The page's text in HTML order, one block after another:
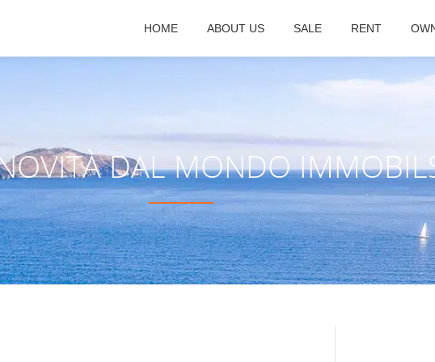
HOME ABOUT US SALE RENT
DAL MONDO